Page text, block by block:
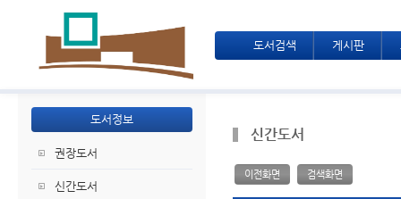
도서검색 게시판
도서정보
권장도서
신간도서
신간도서
이전화면 검색화면